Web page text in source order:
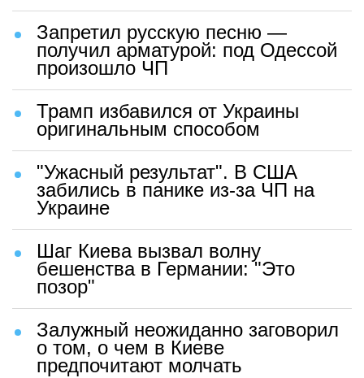
Запретил русскую песню —
получил арматурой: под Одессой
произошло ЧП
Трамп избавился от Украины
оригинальным способом
"Ужасный результат". В США
забились в панике из-за ЧП на
Украине
Шаг Киева вызвал волну
бешенства в Германии: "Это
позор"
Залужный неожиданно заговорил
о том, о чем в Киеве
предпочитают молчать